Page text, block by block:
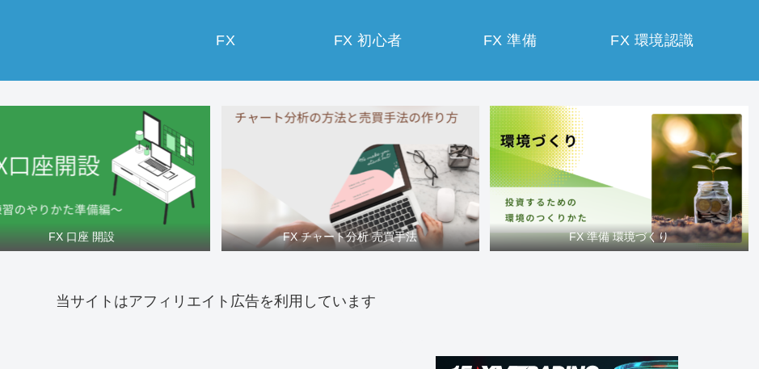
FX FX 初心者 FX 準備 FX 環境認識
FX 口座 開設 FX チャート分析 売買手法 FX 準備 環境づくり
当サイトはアフィリエイト広告を利用しています